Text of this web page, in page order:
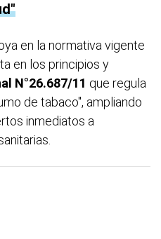
en la normativa vigente
en los principios y
N°26.687/11 que regula
de tabaco", ampliando
inmediatos a